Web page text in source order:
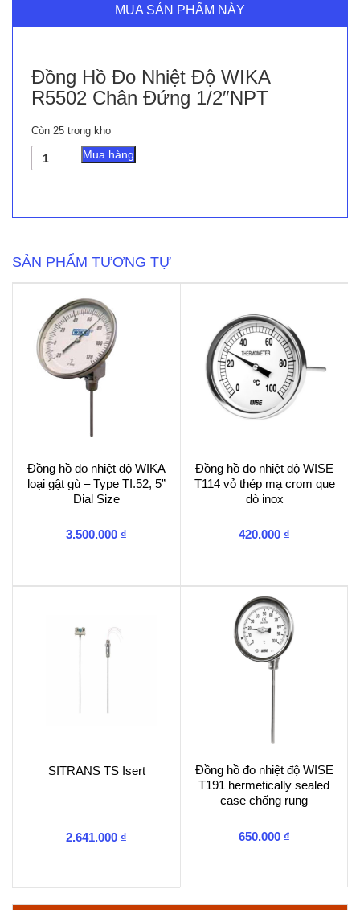
MUA SẢN PHẨM NÀY
Đồng Hồ Đo Nhiệt Độ WIKA
R5502 Chân Đứng 1/2″NPT
Còn 25 trong kho
Đồng
Hồ
Đứng
1/2"NPT
lượng
Mua hàng
SẢN PHẨM TƯƠNG TỰ
Đồng hồ đo nhiệt độ WIKA
loại gật gù – Type TI.52, 5”
Dial Size
3.500.000 ₫
Đồng hồ đo nhiệt độ WISE
T114 vỏ thép mạ crom que
dò inox
420.000 ₫
SITRANS TS Isert
2.641.000 ₫
Đồng hồ đo nhiệt độ WISE
T191 hermetically sealed
case chống rung
650.000 ₫